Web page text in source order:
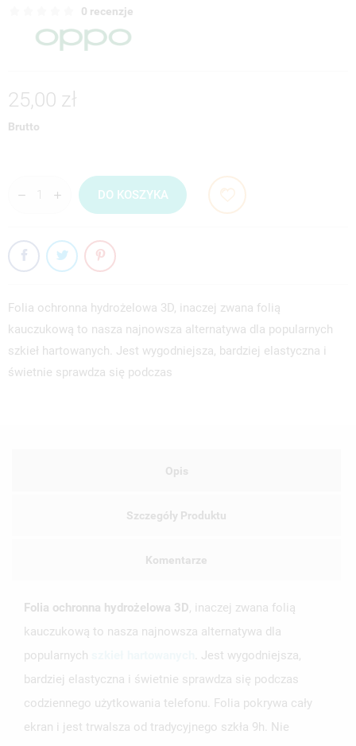
0 recenzje
25,00 zł
Brutto
DO KOSZYKA
Folia ochronna hydrożelowa 3D, inaczej zwana folią
kauczukową to nasza najnowsza alternatywa dla popularnych
szkieł hartowanych. Jest wygodniejsza, bardziej elastyczna i
świetnie sprawdza się podczas
Opis
Szczegóły Produktu
Komentarze
Folia ochronna hydrożelowa 3D, inaczej zwana folią
kauczukową to nasza najnowsza alternatywa dla
popularnych
. Jest wygodniejsza,
bardziej elastyczna i świetnie sprawdza się podczas
codziennego użytkowania telefonu. Folia pokrywa cały
ekran i jest trwalsza od tradycyjnego szkła 9h. Nie